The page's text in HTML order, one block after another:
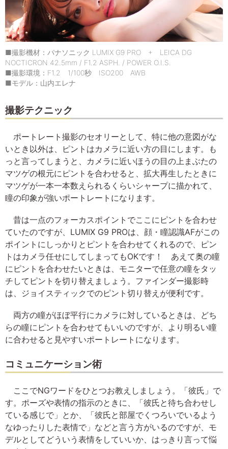
■撮影機材：パナソニック LUMIX G9 PRO + LEICA DG
NOCTICRON 42.5mm / F1.2 ASPH. / POWER O.I.S.
■撮影環境：F1.2 1/100秒 ISO200 AWB
■モデル：山内エレナ
撮影テクニック
ポートレート撮影のセオリーとして、特に他の意図がな
いとき以外は、ピントはカメラに近い方の目にします。も
っと言ってしまうと、カメラに近いほうの目の上まぶたの
マツゲの根元にピントを合わせると、拡大再生したときに
マツゲが一本一本数えられるくらいシャープに描かれて、
瞳の印象が強いポートレートになります。
昔は一点のフォーカスポイントでここにピントを合わせ
ていたのですが、LUMIX G9 PROは、顔・瞳認識AFがこの
ポイントにしっかりとピントを合わせてくれるので、ピン
トはカメラ任せにしてしまってもOKです！ あえて奥の瞳
にピントを合わせたいときは、モニターで任意の瞳をタッ
チしてピントを切り替えましょう。ファインダー撮影時
は、ジョイスティックでのピント切り替えが便利です。
両方の瞳がほぼ平行にカメラに対しているときは、どち
らの瞳にピントを合わせてもいいのですが、より明るい瞳
に合わせると見やすいポートレートになります。
コミュニケーション術
ここでNGワードをひとつお教えしましょう。「彼氏」で
す。ポーズや表情の指示のときに、「彼氏と待ち合わせし
ている感じで」とか、「彼氏と部屋でくつろいでいるよう
なゆったりした表情で」などと言う方がいるのですが、モ
デルとしてどういう表情をしていいか、はっきり言って悩